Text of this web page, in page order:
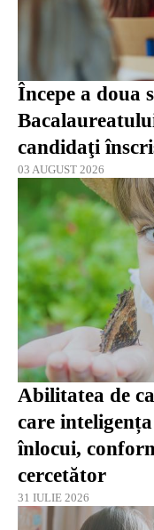
Începe a doua
candidaţi
03 AUGUST 2026
Abilitatea de
care
înlocui,
cercetător
31 IULIE 2026